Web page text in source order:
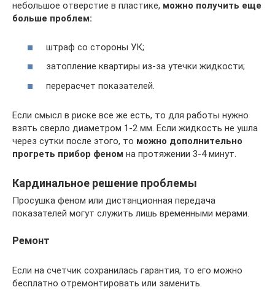
небольшое отверстие в пластике, можно получить еще
больше проблем:
штраф со стороны УК;
затопление квартиры из-за утечки жидкости;
перерасчет показателей.
Если смысл в риске все же есть, то для работы нужно
взять сверло диаметром 1-2 мм. Если жидкость не ушла
через сутки после этого, то можно дополнительно
прогреть прибор феном на протяжении 3-4 минут.
Кардинальное решение проблемы
Просушка феном или дистанционная передача
показателей могут служить лишь временными мерами.
Ремонт
Если на счетчик сохранилась гарантия, то его можно
бесплатно отремонтировать или заменить.